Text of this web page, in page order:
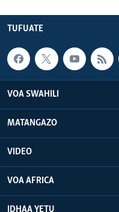
TUFUATE
VOA SWAHILI
MATANGAZO
VIDEO
VOA AFRICA
IDHAA YETU